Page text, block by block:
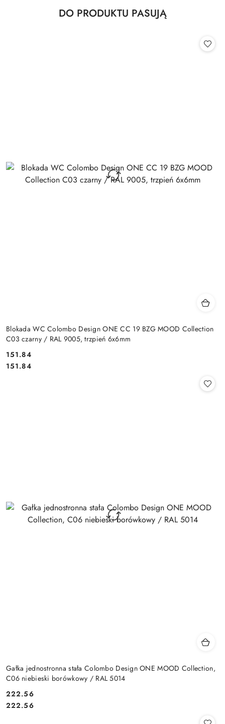
Pomiń karuzelę produktów
Produkty
DO PRODUKTU PASUJĄ
Blokada WC Colombo Design ONE CC 19 BZG MOOD Collection
C03 czarny / RAL 9005, trzpień 6x6mm
Cena:
151.84
Cena:
151.84
Gałka jednostronna stała Colombo Design ONE MOOD Collection,
C06 niebieski borówkowy / RAL 5014
Cena:
222.56
Cena:
222.56